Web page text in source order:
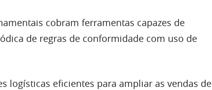
cobram ferramentas capazes de
de regras de conformidade com uso de
logísticas eficientes para ampliar as vendas de